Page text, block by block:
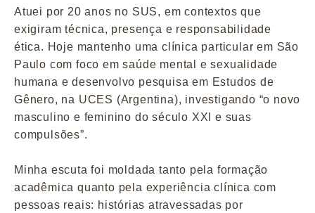
Atuei por 20 anos no SUS, em contextos que
exigiram técnica, presença e responsabilidade
ética. Hoje mantenho uma clínica particular em São
Paulo com foco em saúde mental e sexualidade
humana e desenvolvo pesquisa em Estudos de
Gênero, na UCES (Argentina), investigando “o novo
masculino e feminino do século XXI e suas
compulsões”.
Minha escuta foi moldada tanto pela formação
acadêmica quanto pela experiência clínica com
pessoas reais: histórias atravessadas por